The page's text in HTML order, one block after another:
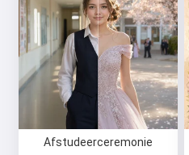
Afstudeerceremonie